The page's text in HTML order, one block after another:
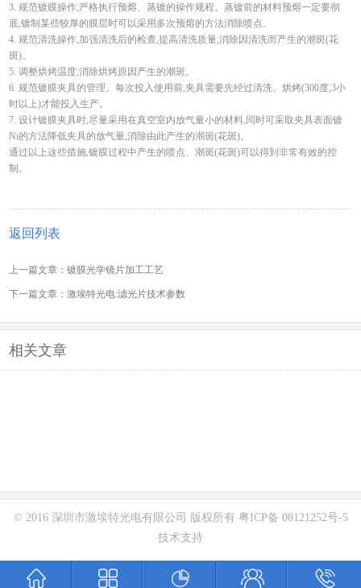
3. 规范镀膜操作,严格执行预熔、蒸镀的操作规程。蒸镀前的材料预熔一定要彻
底,镀制某些较厚的膜层时可以采用多次预熔的方法消除喷点。
4. 规范清洗操作,加强清洗后的检查,提高清洗质量,消除因清洗而产生的潮斑(花
斑)。
5. 调整烘烤温度,消除烘烤原因产生的潮斑。
6. 规范镀膜夹具的管理。每次投入使用前,夹具需要先经过清洗、烘烤(300度,3小
时以上)才能投入生产。
7. 设计镀膜夹具时,尽量采用在真空室内放气量小的材料,同时可采取夹具表面镀
Ni的方法降低夹具的放气量,消除由此产生的潮斑(花斑)。
通过以上这些措施,镀膜过程中产生的喷点、潮斑(花斑)可以得到非常有效的控
制。
返回列表
上一篇文章：镀膜光学镜片加工工艺
下一篇文章：激埃特光电:滤光片技术参数
相关文章
© 2016 深圳市激埃特光电有限公司 版权所有 粤ICP备 08121252号-5
技术支持